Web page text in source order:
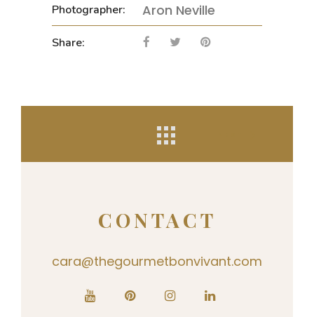
Photographer: Aron Neville
Share:
CONTACT
cara@thegourmetbonvivant.com